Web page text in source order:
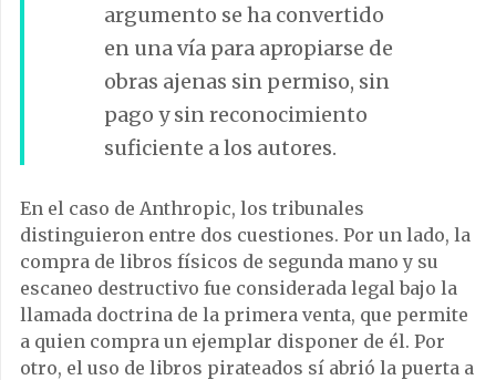
argumento se ha convertido
en una vía para apropiarse de
obras ajenas sin permiso, sin
pago y sin reconocimiento
suficiente a los autores.
En el caso de Anthropic, los tribunales
distinguieron entre dos cuestiones. Por un lado, la
compra de libros físicos de segunda mano y su
escaneo destructivo fue considerada legal bajo la
llamada doctrina de la primera venta, que permite
a quien compra un ejemplar disponer de él. Por
otro, el uso de libros pirateados sí abrió la puerta a